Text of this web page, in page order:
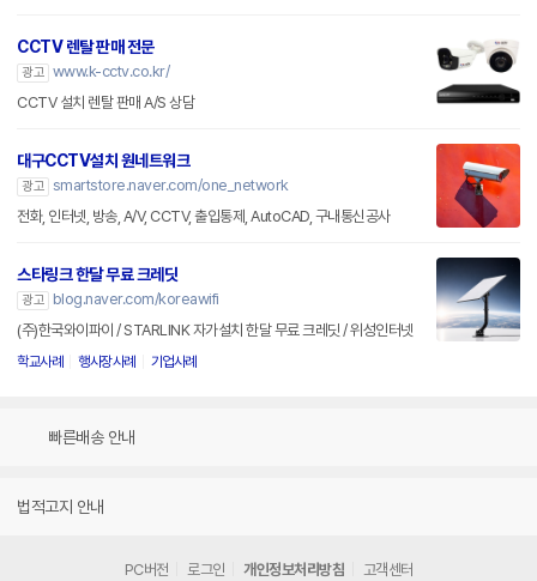
CCTV 렌탈 판매 전문
광고 www.k-cctv.co.kr/
CCTV 설치 렌탈 판매 A/S 상담
대구CCTV설치 원네트워크
광고 smartstore.naver.com/one_network
전화, 인터넷, 방송, A/V, CCTV, 출입통제, AutoCAD, 구내통신공사
스타링크 한달 무료 크레딧
광고
blog.naver.com/koreawifi
(주)한국와이파이 / STARLINK 자가설치 한달 무료 크레딧 / 위성인터넷
학교사례 행사장사례 기업사례
빠른배송 안내
법적고지 안내
PC버전 로그인 개인정보처리방침 고객센터